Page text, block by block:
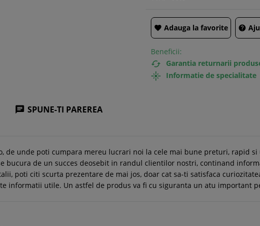
 Adauga la favorite 
Beneficii:
 Garantia returnarii
 Informatie de specialitate
 SPUNE-TI PAREREA
de unde poti cumpara mereu lucrari noi la cele mai bune preturi, rapid si
bucura de un succes deosebit in randul clientilor nostri, continand
poti citi scurta prezentare de mai jos, doar cat sa-ti satisfaca
informatii utile. Un astfel de produs va fi cu siguranta un atu important